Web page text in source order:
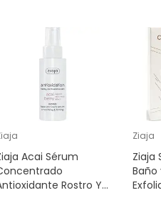
Acai Sérum
Rostro Y
Ziaja
Ziaja
Baño